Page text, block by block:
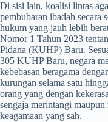
​Di sisi lain, koalisi lintas
pembubaran ibadah
hukum yang jauh lebih
Nomor 1 Tahun 2023
Pidana (KUHP) Baru.
305 KUHP Baru, negara
kebebasan beragama
kurungan selama satu
orang yang dengan
sengaja merintangi maupun
keagamaan yang sah.